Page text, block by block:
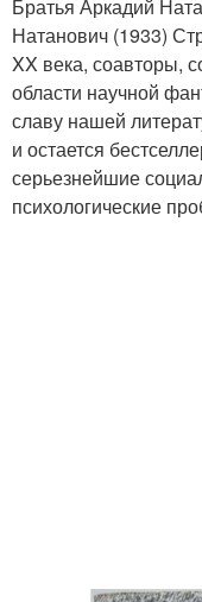
Братья Аркадий
Натанович (1933)
XX века, соавторы,
области научной
славу нашей
и остается
серьезнейшие
психологические